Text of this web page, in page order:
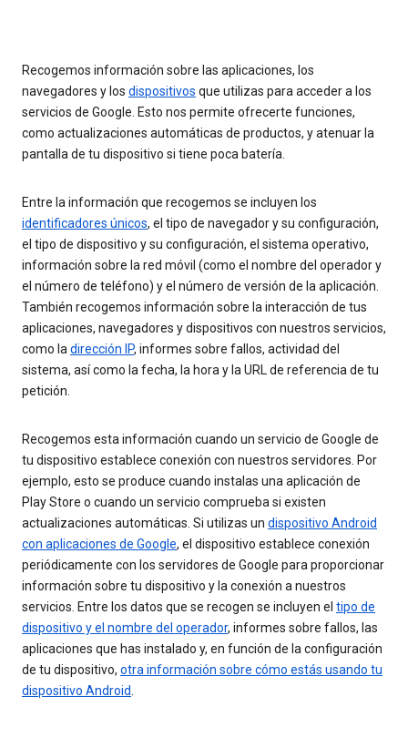
Recogemos información sobre las aplicaciones, los
navegadores y los dispositivos que utilizas para acceder a los
servicios de Google. Esto nos permite ofrecerte funciones,
como actualizaciones automáticas de productos, y atenuar la
pantalla de tu dispositivo si tiene poca batería.
Entre la información que recogemos se incluyen los
identificadores únicos, el tipo de navegador y su configuración,
el tipo de dispositivo y su configuración, el sistema operativo,
información sobre la red móvil (como el nombre del operador y
el número de teléfono) y el número de versión de la aplicación.
También recogemos información sobre la interacción de tus
aplicaciones, navegadores y dispositivos con nuestros servicios,
como ladirección IP, informes sobre fallos, actividad del
sistema, así como la fecha, la hora y la URL de referencia de tu
petición.
Recogemos esta información cuando un servicio de Google de
tu dispositivo establece conexión con nuestros servidores. Por
ejemplo, esto se produce cuando instalas una aplicación de
Play Store o cuando un servicio comprueba si existen
actualizaciones automáticas. Si utilizas un dispositivo Android
con aplicaciones de Google, el dispositivo establece conexión
periódicamente con los servidores de Google para proporcionar
información sobre tu dispositivo y la conexión a nuestros
servicios. Entre los datos que se recogen se incluyen el tipo de
dispositivo y el nombre del operador, informes sobre fallos, las
aplicaciones que has instalado y, en función de la configuración
de tu dispositivo, otra información sobre cómo estás usando tu
dispositivo Android.